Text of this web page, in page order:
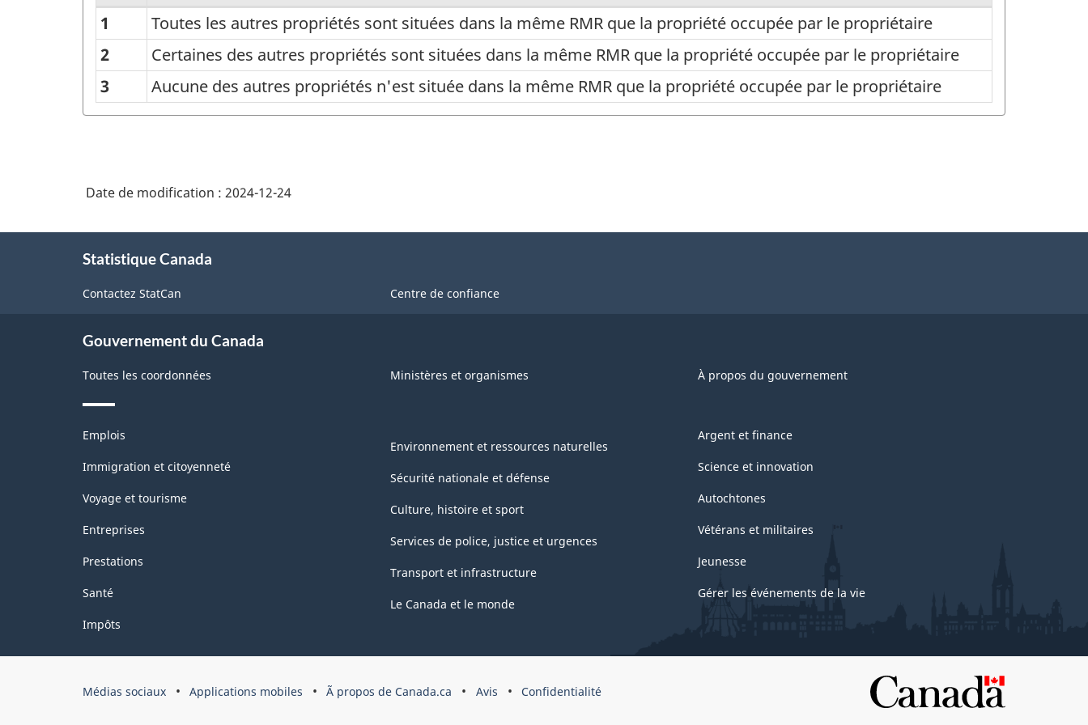
Région
métropolitaine
de
recensement
propriétés
propriétaire
-
Structure
la
classification
1
Toutes les autres propriétés sont situées dans la même RMR que la propriété occupée par le propriétaire
2
Certaines des autres propriétés sont situées dans la même RMR que la propriété occupée par le propriétaire
3
Aucune des autres propriétés n'est située dans la même RMR que la propriété occupée par le propriétaire
Date de modification : 2024-12-24
Statistique Canada
Contactez StatCan Centre de confiance
Gouvernement du Canada
Toutes les coordonnées Ministères et organismes À propos du gouvernement
Thèmes
sujets
Emplois
Immigration et citoyenneté
Voyage et tourisme
Entreprises
Prestations
Santé
Impôts
Environnement et ressources naturelles
Sécurité nationale et défense
Culture, histoire et sport
Services de police, justice et urgences
Transport et infrastructure
Le Canada et le monde
Argent et finance
Science et innovation
Autochtones
Vétérans et militaires
Jeunesse
Gérer les événements de la vie
Organisation
Médias sociaux Applications mobiles Ã propos de Canada.ca Avis Confidentialité